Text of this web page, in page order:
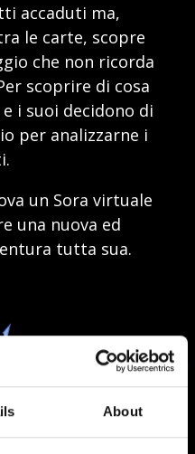
About
accaduti ma,
le carte, scopre
che non ricorda
scoprire di cosa
i suoi decidono di
per analizzarne i
un Sora virtuale
una nuova ed
tutta sua.